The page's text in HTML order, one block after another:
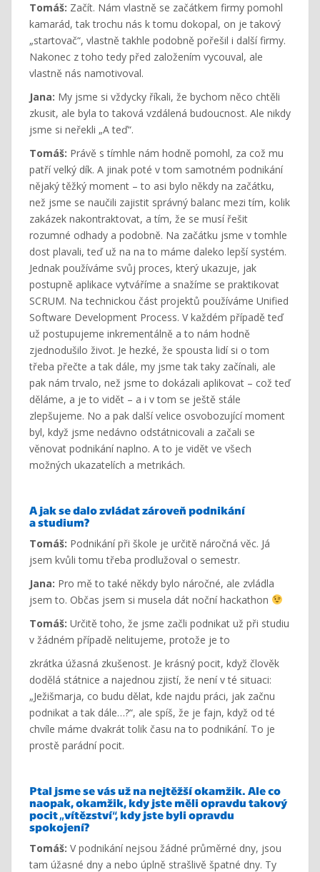
Tomáš: Začít. Nám vlastně se začátkem firmy pomohl
kamarád, tak trochu nás k tomu dokopal, on je takový
„startovač“, vlastně takhle podobně pořešil i další firmy.
Nakonec z toho tedy před založením vycouval, ale
vlastně nás namotivoval.
Jana: My jsme si vždycky říkali, že bychom něco chtěli
zkusit, ale byla to taková vzdálená budoucnost. Ale nikdy
jsme si neřekli „A teď“.
Tomáš: Právě s tímhle nám hodně pomohl, za což mu
patří velký dík. A jinak poté v tom samotném podnikání
nějaký těžký moment – to asi bylo někdy na začátku,
než jsme se naučili zajistit správný balanc mezi tím, kolik
zakázek nakontraktovat, a tím, že se musí řešit
rozumné odhady a podobně. Na začátku jsme v tomhle
dost plavali, teď už na na to máme daleko lepší systém.
Jednak používáme svůj proces, který ukazuje, jak
postupně aplikace vytváříme a snažíme se praktikovat
SCRUM. Na technickou část projektů používáme Unified
Software Development Process. V každém případě teď
už postupujeme inkrementálně a to nám hodně
zjednodušilo život. Je hezké, že spousta lidí si o tom
třeba přečte a tak dále, my jsme tak taky začínali, ale
pak nám trvalo, než jsme to dokázali aplikovat – což teď
děláme, a je to vidět – a i v tom se ještě stále
zlepšujeme. No a pak další velice osvobozující moment
byl, když jsme nedávno odstátnicovali a začali se
věnovat podnikání naplno. A to je vidět ve všech
možných ukazatelích a metrikách.
A jak se dalo zvládat zároveň podnikání
a studium?
Tomáš: Podnikání při škole je určitě náročná věc. Já
jsem kvůli tomu třeba prodlužoval o semestr.
Jana: Pro mě to také někdy bylo náročné, ale zvládla
jsem to. Občas jsem si musela dát noční hackathon
Tomáš: Určitě toho, že jsme začli podnikat už při studiu
v žádném případě nelitujeme, protože je to
zkrátka úžasná zkušenost. Je krásný pocit, když člověk
dodělá státnice a najednou zjistí, že není v té situaci:
„Ježišmarja, co budu dělat, kde najdu práci, jak začnu
podnikat a tak dále…?“, ale spíš, že je fajn, když od té
chvíle máme dvakrát tolik času na to podnikání. To je
prostě parádní pocit.
Ptal jsme se vás už na nejtěžší okamžik. Ale co
naopak, okamžik, kdy jste měli opravdu takový
pocit „vítězství“, kdy jste byli opravdu
spokojení?
Tomáš: V podnikání nejsou žádné průměrné dny, jsou
tam úžasné dny a nebo úplně strašlivě špatné dny. Ty